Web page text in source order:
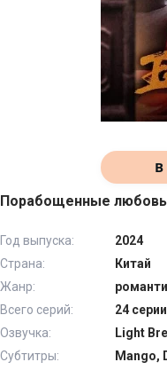
В
Порабощенные
Год выпуска:
2024
Страна:
Китай
Жанр:
Всего серий:
24
Озвучка:
Light
Субтитры:
Mango,